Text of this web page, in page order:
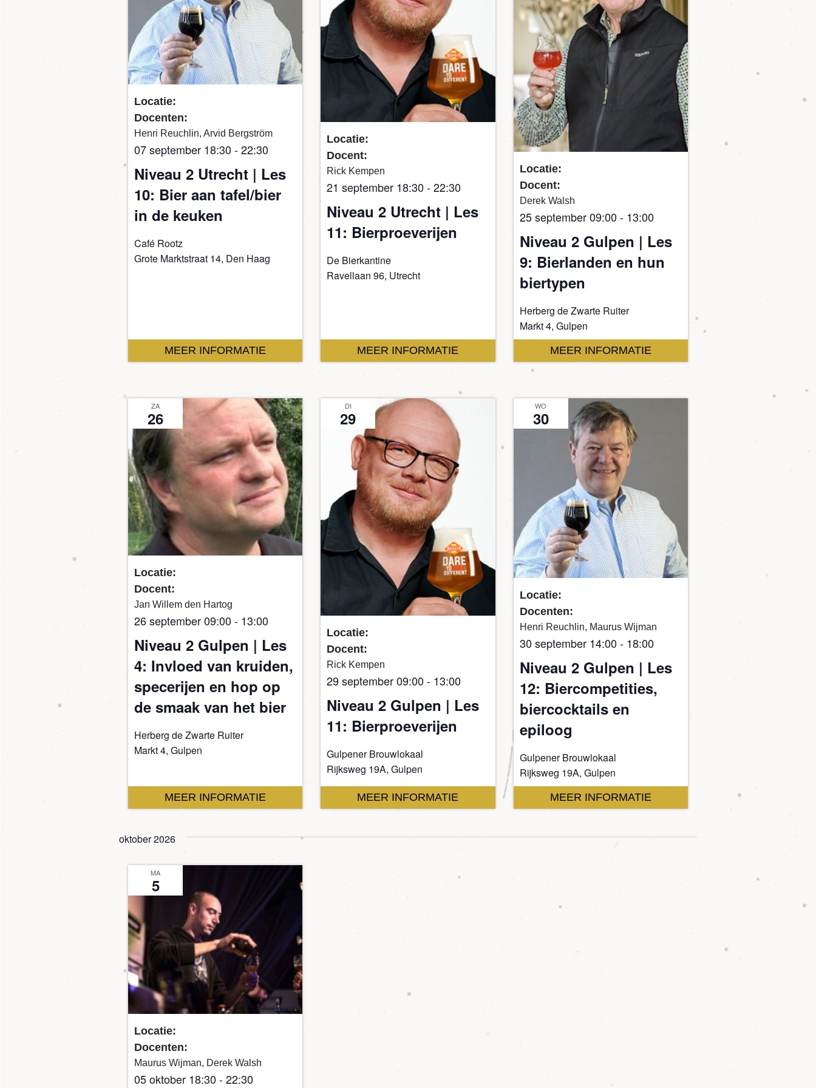
07 september 18:30 -22:30
Niveau 2 Utrecht | Les
10: Bier aan tafel/bier
in de keuken
Locatie:
Café Rootz
Grote Marktstraat 14, Den Haag
Docenten:
Henri Reuchlin, Arvid Bergström
MEER INFORMATIE
21 september 18:30 -22:30
Niveau 2 Utrecht | Les
11: Bierproeverijen
Locatie:
De Bierkantine
Ravellaan 96, Utrecht
Docent:
Rick Kempen
MEER INFORMATIE
25 september 09:00 - 13:00
Niveau 2 Gulpen | Les
9: Bierlanden en hun
biertypen
Locatie:
Herberg de Zwarte Ruiter
Markt 4, Gulpen
Docent:
Derek Walsh
MEER INFORMATIE
ZA
26
26 september 09:00 - 13:00
Niveau 2 Gulpen | Les
4: Invloed van kruiden,
specerijen en hop op
de smaak van het bier
Locatie:
Herberg de Zwarte Ruiter
Markt 4, Gulpen
Docent:
Jan Willem den Hartog
MEER INFORMATIE
DI
29
29 september 09:00 - 13:00
Niveau 2 Gulpen | Les
11: Bierproeverijen
Locatie:
Gulpener Brouwlokaal
Rijksweg 19A, Gulpen
Docent:
Rick Kempen
MEER INFORMATIE
WO
30
30 september 14:00 - 18:00
Niveau 2 Gulpen | Les
12: Biercompetities,
biercocktails en
epiloog
Locatie:
Gulpener Brouwlokaal
Rijksweg 19A, Gulpen
Docenten:
Henri Reuchlin, Maurus Wijman
MEER INFORMATIE
oktober 2026
MA
5
05 oktober 18:30 -22:30
Locatie:
Docenten:
Maurus Wijman, Derek Walsh